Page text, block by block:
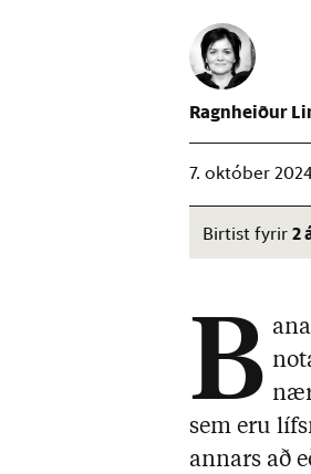
Ragnheiður
7. október
Birtist fyrir2
B
sem eru
annars að